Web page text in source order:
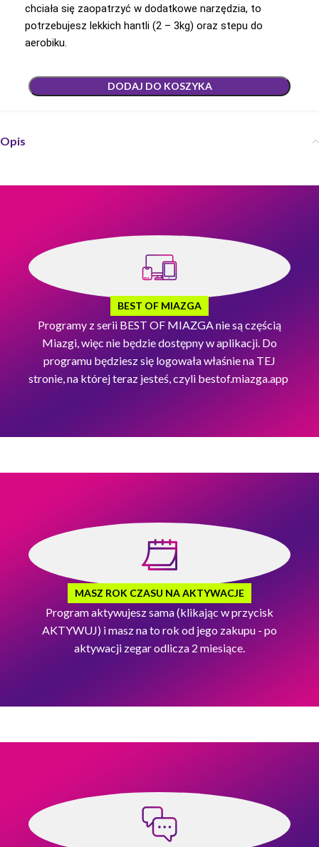
chciała się zaopatrzyć w dodatkowe narzędzia, to
potrzebujesz lekkich hantli (2 – 3kg) oraz stepu do
aerobiku.
DODAJ DO KOSZYKA
Opis
BEST OF MIAZGA
Programy z serii BEST OF MIAZGA nie są częścią
Miazgi, więc nie będzie dostępny w aplikacji. Do
programu będziesz się logowała właśnie na TEJ
stronie, na której teraz jesteś, czyli bestof.miazga.app
MASZ ROK CZASU NA AKTYWACJE
Program aktywujesz sama (klikając w przycisk
AKTYWUJ) i masz na to rok od jego zakupu - po
aktywacji zegar odlicza 2 miesiące.